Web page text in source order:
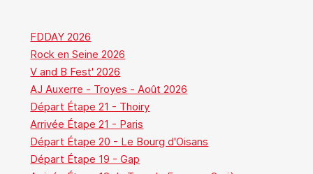
FDDAY 2026
Rock en Seine 2026
V and B Fest' 2026
AJ Auxerre - Troyes - Août 2026
Départ Étape 21 - Thoiry
Arrivée Étape 21 - Paris
Départ Étape 20 - Le Bourg d'Oisans
Départ Étape 19 - Gap